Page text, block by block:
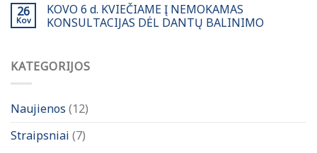
26
Kov
KOVO 6 d. KVIEČIAME Į NEMOKAMAS
KONSULTACIJAS DĖL DANTŲ BALINIMO
KATEGORIJOS
Naujienos (12)
Straipsniai (7)